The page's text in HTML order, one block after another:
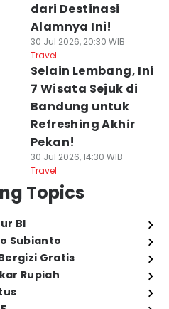
dari Destinasi
Alamnya Ini!
30 Jul 2026, 20:30 WIB
Travel
Selain Lembang, Ini
7 Wisata Sejuk di
Bandung untuk
Refreshing Akhir
Pekan!
30 Jul 2026, 14:30 WIB
Travel
Topics
BI
Subianto
Gratis
Rupiah